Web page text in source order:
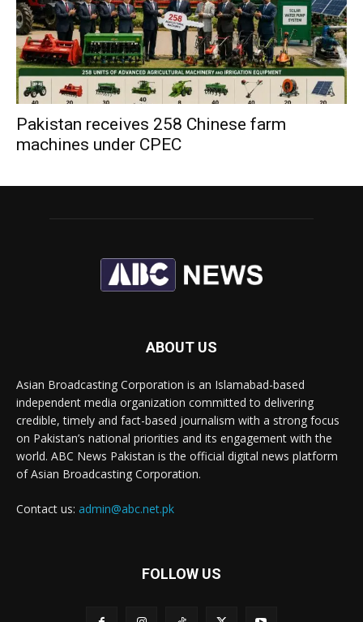
Pakistan receives 258 Chinese farm
machines under CPEC
ABOUT US
Asian Broadcasting Corporation is an Islamabad-based
independent media organization committed to delivering
credible, timely and fact-based journalism with a strong focus
on Pakistan’s national priorities and its engagement with the
world. ABC News Pakistan is the official digital news platform
of Asian Broadcasting Corporation.
Contact us: admin@abc.net.pk
FOLLOW US